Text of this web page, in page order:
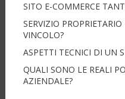
SITO E-COMMERCE
SERVIZIO
VINCOLO?
ASPETTI TECNICI DI UN
QUALI SONO LE REALI
AZIENDALE?